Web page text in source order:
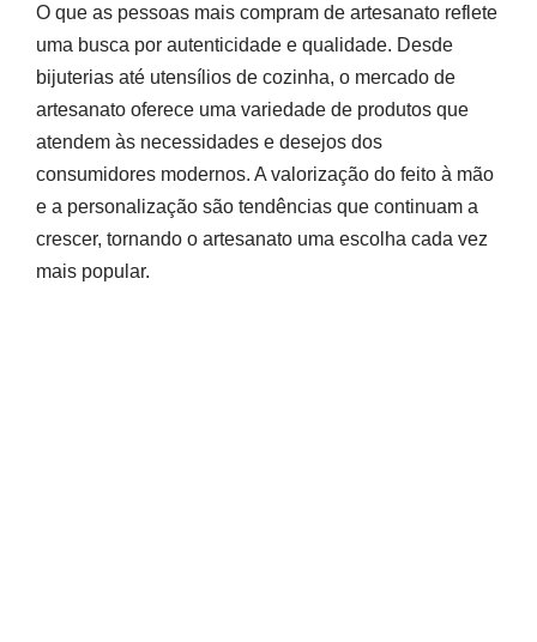
O que as pessoas mais compram de artesanato reflete
uma busca por autenticidade e qualidade. Desde
bijuterias até utensílios de cozinha, o mercado de
artesanato oferece uma variedade de produtos que
atendem às necessidades e desejos dos
consumidores modernos. A valorização do feito à mão
e a personalização são tendências que continuam a
crescer, tornando o artesanato uma escolha cada vez
mais popular.